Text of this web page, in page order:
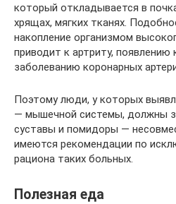
который откладывается в
хрящах, мягких тканях.
накопление организмом
приводит к артриту, появлению
заболеванию коронарных
Поэтому люди, у которых
— мышечной системы, должны
суставы и помидоры —
имеются рекомендации по
рациона таких больных.
Полезная еда